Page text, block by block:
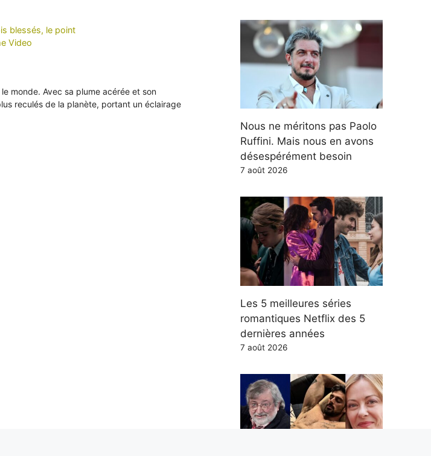
blessés, le point
Video
monde. Avec sa plume acérée et son
reculés de la planète, portant un éclairage
Nous ne méritons pas Paolo
Ruffini. Mais nous en avons
désespérément besoin
7 août 2026
Les 5 meilleures séries
romantiques Netflix des 5
dernières années
7 août 2026